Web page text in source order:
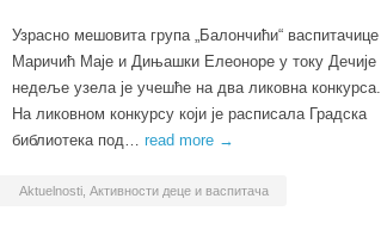
Узрасно мешовита група „Балончићи“ васпитачице
Маричић Маје и Дињашки Елеоноре у току Дечије
недеље узела је учешће на два ликовна конкурса.
На ликовном конкурсу који је расписала Градска
библиотека под… read more →
Aktuelnosti Активности деце и васпитача